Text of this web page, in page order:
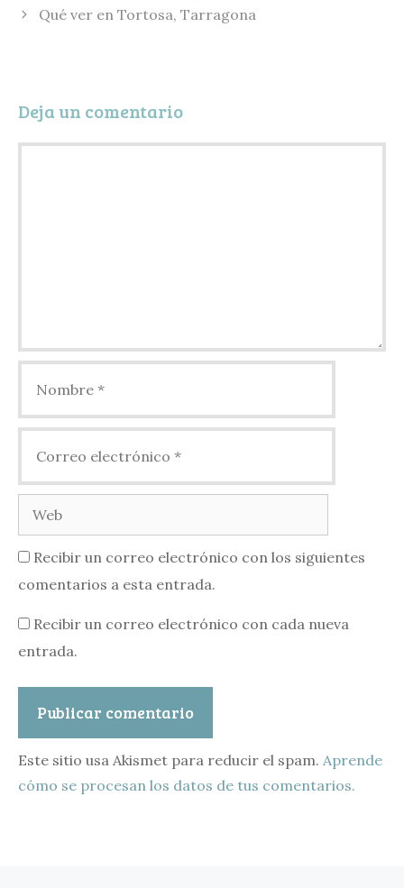
r
Qué ver en Tortosa, Tarragona
Deja un comentario
electrónico
Web
Recibir un correo electrónico con los siguientes
comentarios a esta entrada.
Recibir un correo electrónico con cada nueva
entrada.
Este sitio usa Akismet para reducir el spam. Aprende
cómo se procesan los datos de tus comentarios.